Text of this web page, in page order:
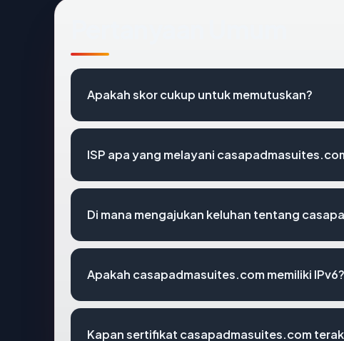
Apakah skor cukup untuk memutuskan?
ISP apa yang melayani
Di mana mengajukan keluhan tentang
Apakah casapadmasuites.com memiliki IPv6?
Kapan sertifikat casapadmasuites.com